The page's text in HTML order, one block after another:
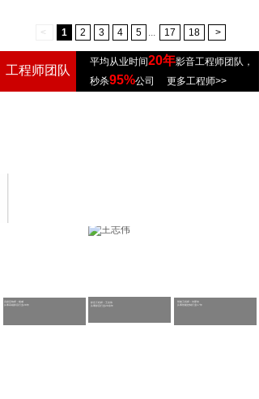
< 1 2 3 4 5 ... 17 18 >
平均从业时间20年影音工程师团队，
秒杀95%公司 更多工程师>>
工程师团队
高级音响师： 杨威
从事高端影
音行业28年
智能工程师：刘爱东
从事智能控制行业17年
影音工程师：王志伟
从事影
音行业20余年